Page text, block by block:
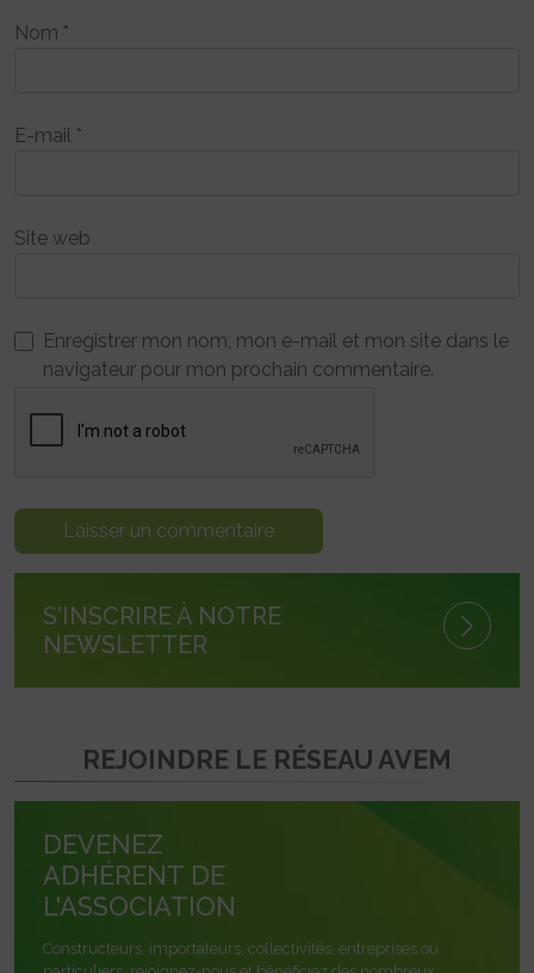
Nom *
E-mail *
Site web
Enregistrer mon nom, mon e-mail et mon site dans le
navigateur pour mon prochain commentaire.
S'INSCRIRE À NOTRE
NEWSLETTER
REJOINDRE LE RÉSEAU AVEM
DEVENEZ
ADHÉRENT DE
L'ASSOCIATION
Constructeurs, importateurs, collectivités, entreprises ou